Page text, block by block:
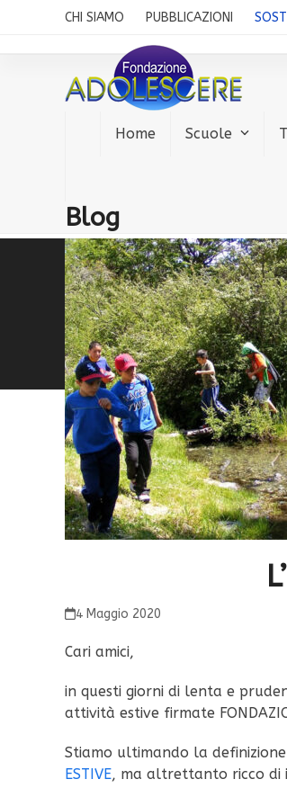
CHI SIAMO PUBBLICAZIONI
Home Scuole
Blog
4 Maggio 2020
Cari amici,
in questi giorni di lenta e
attività estive firmate
Stiamo ultimando la
ESTIVE, ma altrettanto ricco di